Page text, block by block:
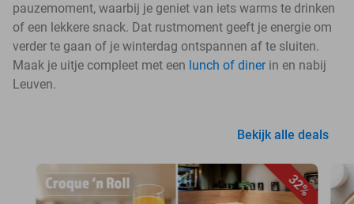
pauzemoment, waarbij je geniet van iets warms te drinken
of een lekkere snack. Dat rustmoment geeft je energie om
verder te gaan of je winterdag ontspannen af te sluiten.
Maak je uitje compleet met een lunch of dinerin en nabij
Leuven.
Bekijk alle deals
32%